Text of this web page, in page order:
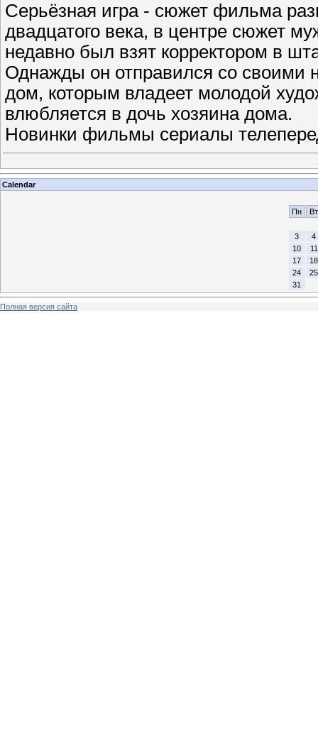
Серьёзная игра - сюжет фильма
двадцатого века, в центре сюжет
недавно был взят корректором в
Однажды он отправился со своими
дом, которым владеет молодой
влюбляется в дочь хозяина дома.
Новинки фильмы сериалы
Calendar
Пн
Вт
3
4
10
11
17
18
24
25
31
Полная версия сайта